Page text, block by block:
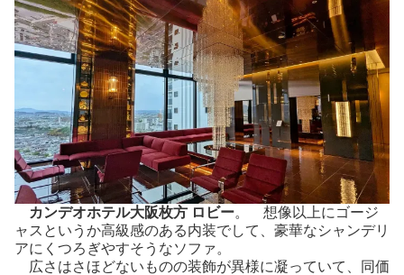
カンデオホテル大阪枚方 ロビー。 想像以上にゴージ
ャスというか高級感のある内装でして、豪華なシャンデリ
アにくつろぎやすそうなソファ。
広さはさほどないものの装飾が異様に凝っていて、同価